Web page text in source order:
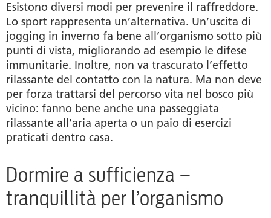
Esistono diversi modi per prevenire il raffreddore.
Lo sport rappresenta un’alternativa. Un’uscita di
jogging in inverno fa bene all’organismo sotto più
punti di vista, migliorando ad esempio le difese
immunitarie. Inoltre, non va trascurato l’effetto
rilassante del contatto con la natura. Ma non deve
per forza trattarsi del percorso vita nel bosco più
vicino: fanno bene anche una passeggiata
rilassante all’aria aperta o un paio di esercizi
praticati dentro casa.
Dormire a sufficienza –
tranquillità per l’organismo